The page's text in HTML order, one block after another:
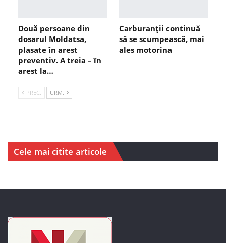
Două persoane din
dosarul Moldatsa,
plasate în arest
preventiv. A treia – în
arest la…
Carburanții continuă
să se scumpească, mai
ales motorina
PREC. URM.
Cele mai citite articole